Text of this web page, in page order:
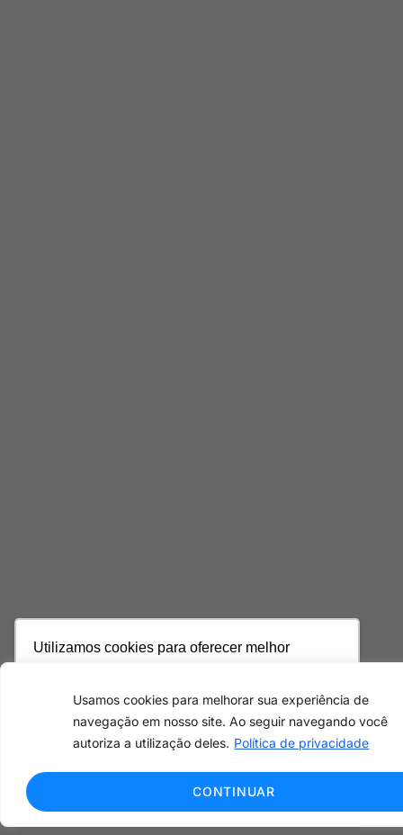
Utilizamos cookies para oferecer melhor
personalizar conteúdo. Ao utilizar este site, você
concorda com o uso de cookies.
Saiba mais
Ok, entendi!
Usamos cookies para melhorar sua experiência de
navegação em nosso site. Ao seguir navegando você
autoriza a utilização deles. Política de privacidade
CONTINUAR